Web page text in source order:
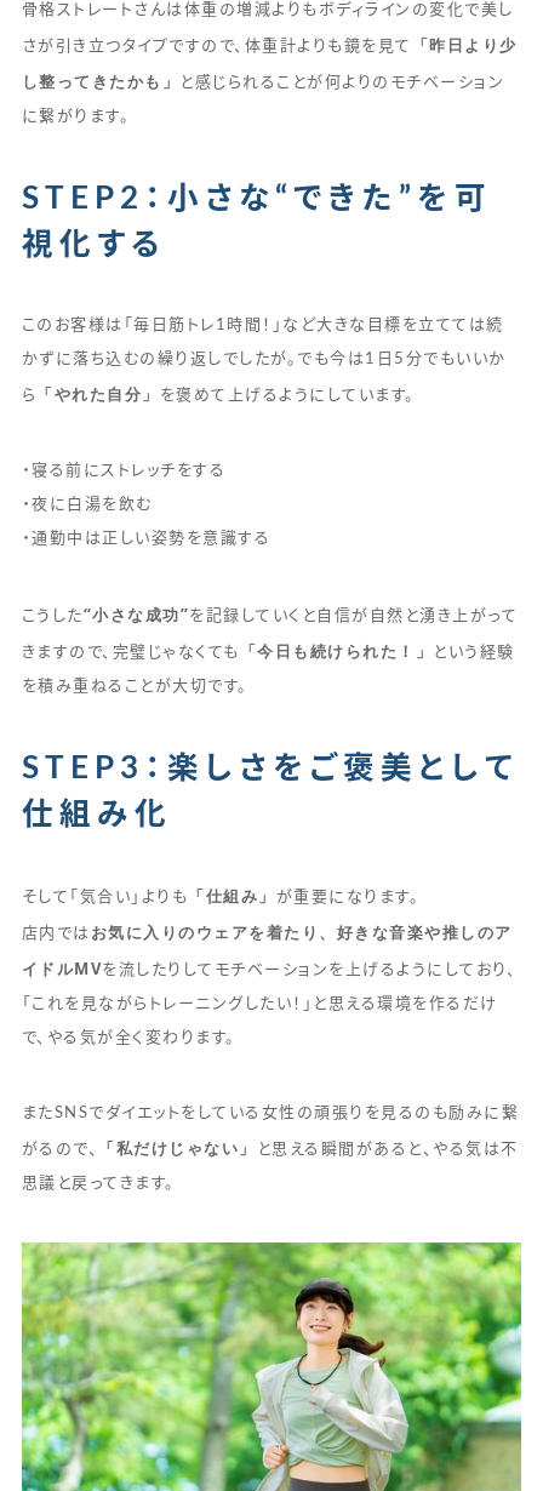
骨格ストレートさんは体重の増減よりもボディラインの変化で美し
さが引き立つタイプですので、体重計よりも鏡を見て
「昨日より少
し整ってきたかも」
と感じられることが何よりのモチベーション
に繋がります。
STEP2：小さな“できた”を可
視化する
このお客様は「毎日筋トレ1時間！」など大きな目標を立てては続
かずに落ち込むの繰り返しでしたが。でも今は1日5分でもいいか
ら 「やれた自分」 を褒めて上げるようにしています。
・寝る前にストレッチをする
・夜に白湯を飲む
・通勤中は正しい姿勢を意識する
こうした“小さな成功”を記録していくと自信が自然と湧き上がって
きますので、完璧じゃなくても 「今日も続けられた！」 という経験
を積み重ねることが大切です。
STEP3：楽しさをご褒美として
仕組み化
そして「気合い」よりも 「仕組み」 が重要になります。
店内では お気に入りのウェアを着たり、好きな音楽や推しのア
イドルMVを流したりしてモチベーションを上げるようにしており、
「これを見ながらトレーニングしたい！」と思える環境を作るだけ
で、やる気が全く変わります。
またSNSでダイエットをしている女性の頑張りを見るのも励みに繋
がるので、 「私だけじゃない」 と思える瞬間があると、やる気は不
思議と戻ってきます。